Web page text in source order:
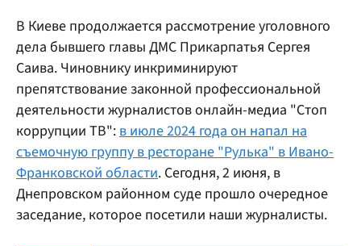
В Киеве продолжается рассмотрение уголовного
дела бывшего главы ДМС Прикарпатья Сергея
Саива. Чиновнику инкриминируют
препятствование законной профессиональной
деятельности журналистов онлайн-медиа "Стоп
коррупции ТВ": в июле 2024 года он напал на
съемочную группу в ресторане "Рулька" в Ивано-
Франковской области. Сегодня, 2 июня, в
Днепровском районном суде прошло очередное
заседание, которое посетили наши журналисты.